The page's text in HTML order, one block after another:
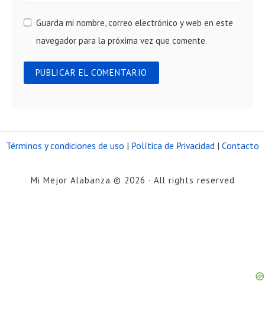
Guarda mi nombre, correo electrónico y web en este
navegador para la próxima vez que comente.
Términos y condiciones de uso | Política de Privacidad | Contacto
Mi Mejor Alabanza © 2026 · All rights reserved